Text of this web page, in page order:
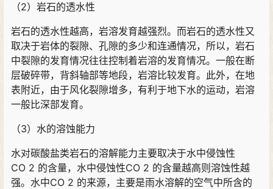
（2）岩石的透水性
岩石的透水性越高，岩溶发育越强烈。而岩石的透水性又
取决于岩体的裂隙、孔隙的多少和连通情况，所以，岩石
中裂隙的发育情况往往控制着岩溶的发育情况。一般在断
层破碎带，背斜轴部等地段，岩溶比较发育。此外，在地
表附近，由于风化裂隙增多，有利于地下水的运动，岩溶
一般比深部发育。
（3）水的溶蚀能力
水对碳酸盐类岩石的溶解能力主要取决于水中侵蚀性
CO 2 的含量，水中侵蚀性CO 2 的含量越高则溶蚀性越
强。水中CO 2 的来源，主要是雨水溶解的空气中所含的